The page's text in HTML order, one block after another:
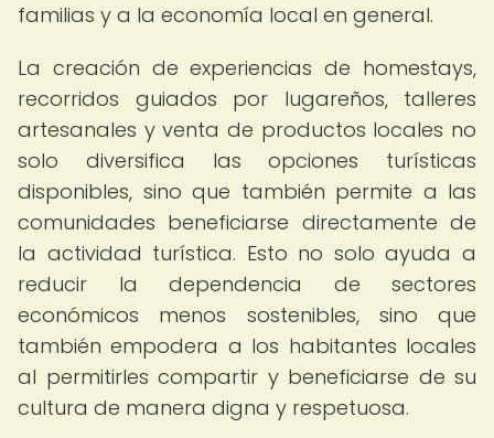
familias y a la economía local en general.
La creación de experiencias de homestays,
recorridos guiados por lugareños, talleres
artesanales y venta de productos locales no
solo diversifica las opciones turísticas
disponibles, sino que también permite a las
comunidades beneficiarse directamente de
la actividad turística. Esto no solo ayuda a
reducir la dependencia de sectores
económicos menos sostenibles, sino que
también empodera a los habitantes locales
al permitirles compartir y beneficiarse de su
cultura de manera digna y respetuosa.